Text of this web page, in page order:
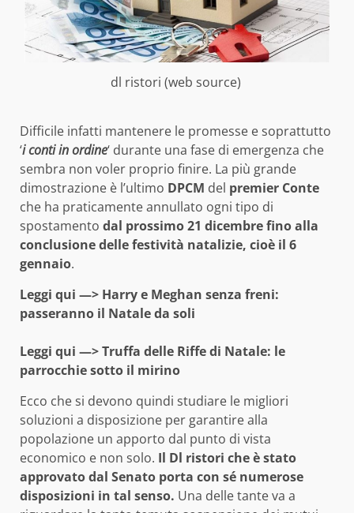
dl ristori (web source)
Difficile infatti mantenere le promesse e soprattutto
‘i conti in ordine‘ durante una fase di emergenza che
sembra non voler proprio finire. La più grande
dimostrazione è l’ultimo DPCM del premier Conte
che ha praticamente annullato ogni tipo di
spostamento dal prossimo 21 dicembre fino alla
conclusione delle festività natalizie, cioè il 6
gennaio.
Leggi qui —> Harry e Meghan senza freni:
passeranno il Natale da soli
Leggi qui —>Truffa delle Riffe di Natale: le
parrocchie sotto il mirino
Ecco che si devono quindi studiare le migliori
soluzioni a disposizione per garantire alla
popolazione un apporto dal punto di vista
economico e non solo. Il Dl ristori che è stato
approvato dal Senato porta con sé numerose
disposizioni in tal senso. Una delle tante va a